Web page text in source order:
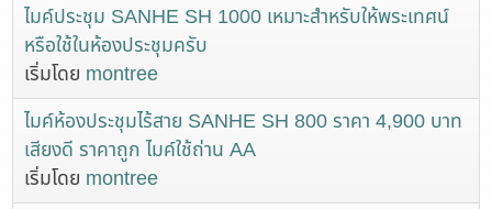
ไมค์ประชุม SANHE SH 1000 เหมาะสำหรับให้พระเทศน์
หรือใช้ในห้องประชุมครับ
เริ่มโดย montree
ไมค์ห้องประชุมไร้สาย SANHE SH 800 ราคา 4,900 บาท
เสียงดี ราคาถูก ไมค์ใช้ถ่าน AA
เริ่มโดย montree